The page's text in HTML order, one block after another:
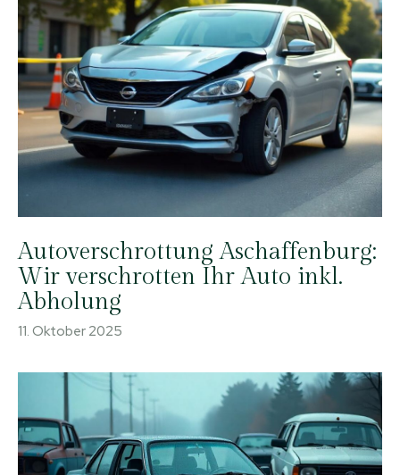
Autoverschrottung Aschaffenburg:
Wir verschrotten Ihr Auto inkl.
Abholung
11. Oktober 2025